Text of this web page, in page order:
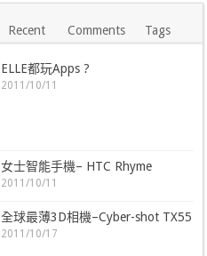
Recent Comments Tags
ELLE都玩Apps ?
2011/10/11
女士智能手機– HTC Rhyme
2011/10/11
全球最薄3D相機–Cyber-shot TX55
2011/10/17